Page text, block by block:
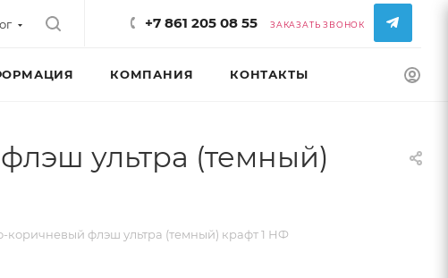
+7 861 205 08 55 ЗАКАЗАТЬ ЗВОНОК
КОМПАНИЯ КОНТАКТЫ
ультра (темный)
флэш ультра (темный) крафт 1 НФ